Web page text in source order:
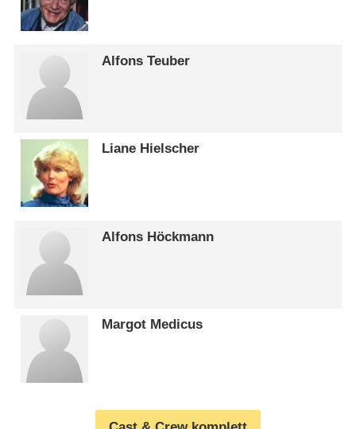
Alfons Teuber
Liane Hielscher
Alfons Höckmann
Margot Medicus